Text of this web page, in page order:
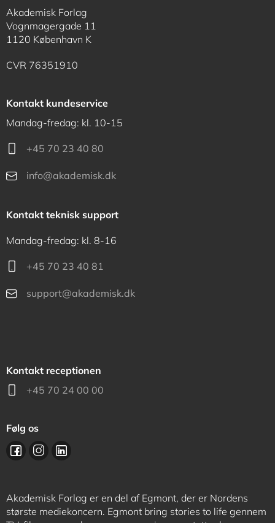
Akademisk Forlag
Vognmagergade 11
1120 København K
CVR 76351910
Kontakt kundeservice
Mandag-fredag: kl. 10-15
+45 70 23 40 80
info@akademisk.dk
Kontakt teknisk support
Mandag-fredag: kl. 8-16
+45 70 23 40 81
support@akademisk.dk
Kontakt receptionen
+45 70 24 00 00
Følg os
Akademisk Forlag er en del af Egmont, der er Nordens
største mediekoncern. Egmont bring stories to life gennem